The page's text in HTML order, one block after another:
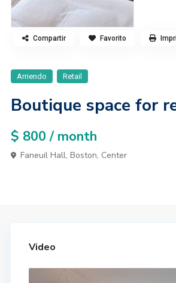
Arriendo Retail
Boutique space for
$ 800/ month
Faneuil Hall,Boston, Center
Compartir Favorito
Video